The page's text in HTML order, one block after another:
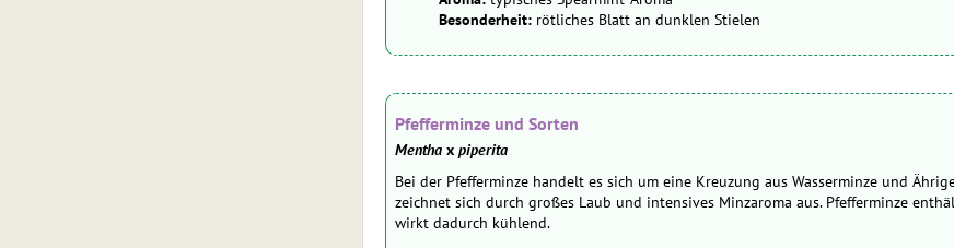
Besonderheit:rötliches Blatt an dunklen Stielen
Pfefferminze und Sorten
Menthax piperita
Bei der Pfefferminze handelt es sich um eine Kreuzung aus Wasserminze und
zeichnet sich durch großes Laub und intensives Minzaroma aus. Pfefferminze
wirkt dadurch kühlend.